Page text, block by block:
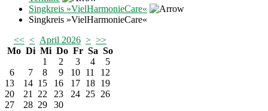
Singkreis »VielHarmonieCare«
Singkreis »VielHarmonieCare«
<< < April 2026 > >>
Mo Di Mi Do Fr Sa So
1
2 3 4
5
6
7 8 9 10 11
12
13
14 15 16 17 18 19
20
21 22 23 24 25 26
27
28 29 30